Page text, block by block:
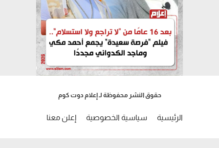
حقوق النشر محفوظة لـ إعلام دوت كوم
الرئيسية سياسية الخصوصية إعلن معنا